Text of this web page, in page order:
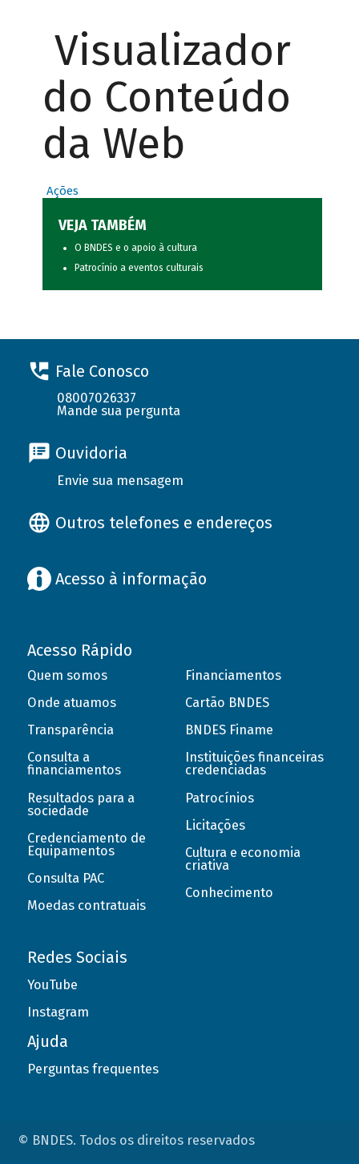
Visualizador
do Conteúdo
da Web
Ações
VEJA TAMBÉM
O BNDES e o apoio à cultura
Patrocínio a eventos culturais
Fale Conosco
08007026337
Mande sua pergunta
Ouvidoria
Envie sua mensagem
Outros telefones e endereços
Acesso à informação
Acesso Rápido
Quem somos
Onde atuamos
Transparência
Consulta a
financiamentos
Resultados para a
sociedade
Credenciamento de
Equipamentos
Consulta PAC
Moedas contratuais
Financiamentos
Cartão BNDES
BNDES Finame
Instituições financeiras
credenciadas
Patrocínios
Licitações
Cultura e economia
criativa
Conhecimento
Redes Sociais
YouTube
Instagram
Ajuda
Perguntas frequentes
© BNDES. Todos os direitos reservados